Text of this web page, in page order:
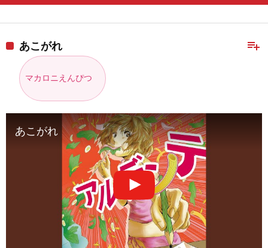
playlist_add
あこがれ
マカロニえんぴつ
あこがれ